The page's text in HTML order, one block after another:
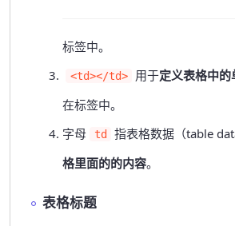
标签中。
<td></td> 用于定义表格中的
在标签中。
字母
td 指表格数据（table
格里面的的内容。
表格标题